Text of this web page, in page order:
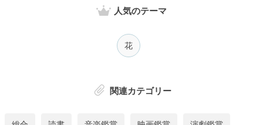
人気のテーマ
花
関連カテゴリー